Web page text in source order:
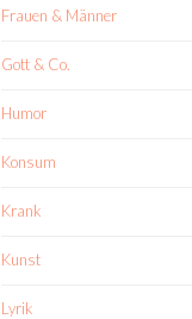
Frauen & Männer
Gott & Co.
Humor
Konsum
Krank
Kunst
Lyrik